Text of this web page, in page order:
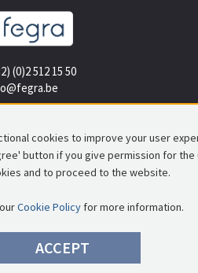
(0)2 512 15 50
© FEGRA| Privacy policy| Disclaimer
cookies to improve your user
button if you give permission for the
and to proceed to the website.
Cookie Policy for more information.
ACCEPT